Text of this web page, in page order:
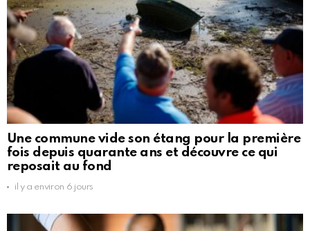
Une commune vide son étang pour la première
fois depuis quarante ans et découvre ce qui
reposait au fond
il y a environ 6 jours